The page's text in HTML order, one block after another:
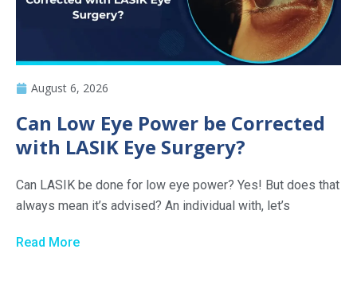
August 6, 2026
Can Low Eye Power be Corrected
with LASIK Eye Surgery?
Can LASIK be done for low eye power? Yes! But does that
always mean it’s advised? An individual with, let’s
Read More